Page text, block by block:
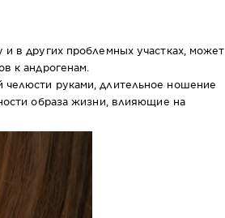
в других проблемных участках, может
к андрогенам.
руками, длительное ношение
образа жизни, влияющие на